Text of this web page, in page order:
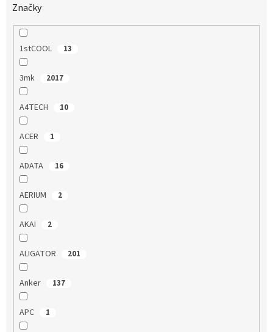
Značky
1stCOOL 13
3mk 2017
A4TECH 10
ACER 1
ADATA 16
AERIUM 2
AKAI 2
ALIGATOR 201
Anker 137
APC 1